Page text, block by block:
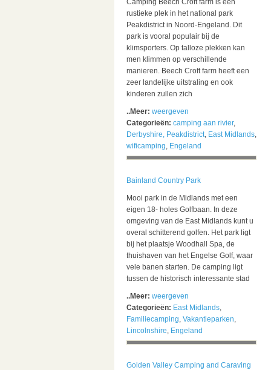
Camping Beech Croft farm is een
rustieke plek in het national park
Peakdistrict in Noord-Engeland. Dit
park is vooral populair bij de
klimsporters. Op talloze plekken kan
men klimmen op verschillende
manieren. Beech Croft farm heeft een
zeer landelijke uitstraling en ook
kinderen zullen zich
..Meer: weergeven
Categorieën: camping aan rivier,
Derbyshire, Peakdistrict, East Midlands,
wificamping, Engeland
Bainland Country Park
Mooi park in de Midlands met een
eigen 18- holes Golfbaan. In deze
omgeving van de East Midlands kunt u
overal schitterend golfen. Het park ligt
bij het plaatsje Woodhall Spa, de
thuishaven van het Engelse Golf, waar
vele banen starten. De camping ligt
tussen de historisch interessante stad
..Meer: weergeven
Categorieën: East Midlands,
Familiecamping, Vakantieparken,
Lincolnshire, Engeland
Golden Valley Camping and Caraving